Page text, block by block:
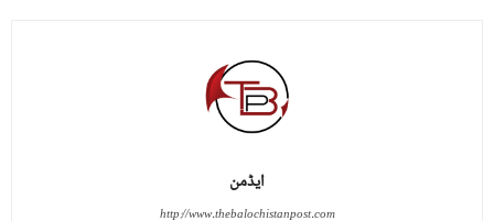
ایڈمن
http://www.thebalochistanpost.com